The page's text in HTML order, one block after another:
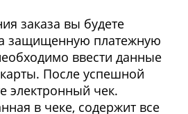
заказа вы будете
защищенную платежную
ввести данные
После успешной
электронный чек.
в чеке, содержит все